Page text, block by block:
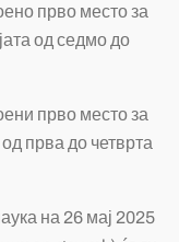
прво место за
од седмо до
прво место за
од прва до четврта
на 26 мај 2025